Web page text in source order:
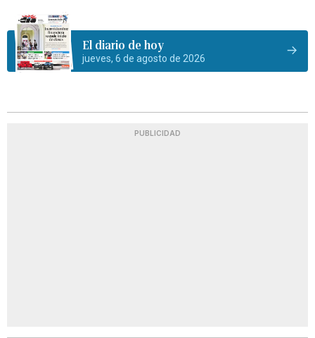
El diario de hoy
jueves, 6 de agosto de 2026
PUBLICIDAD